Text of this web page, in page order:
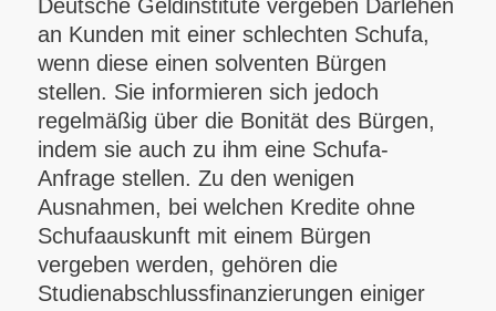
Deutsche Geldinstitute vergeben Darlehen
an Kunden mit einer schlechten Schufa,
wenn diese einen solventen Bürgen
stellen. Sie informieren sich jedoch
regelmäßig über die Bonität des Bürgen,
indem sie auch zu ihm eine Schufa-
Anfrage stellen. Zu den wenigen
Ausnahmen, bei welchen Kredite ohne
Schufaauskunft mit einem Bürgen
vergeben werden, gehören die
Studienabschlussfinanzierungen einiger